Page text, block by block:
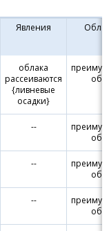
Явления
облака
рассеиваются
{ливневые
осадки}
--
--
--